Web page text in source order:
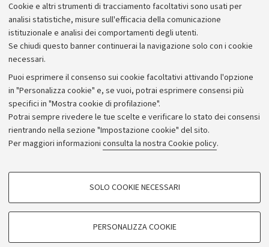
Cookie e altri strumenti di tracciamento facoltativi sono usati per
analisi statistiche, misure sull'efficacia della comunicazione
istituzionale e analisi dei comportamenti degli utenti.
Se chiudi questo banner continuerai la navigazione solo con i cookie
necessari.
Puoi esprimere il consenso sui cookie facoltativi attivando l'opzione
in "Personalizza cookie" e, se vuoi, potrai esprimere consensi più
specifici in "Mostra cookie di profilazione".
Potrai sempre rivedere le tue scelte e verificare lo stato dei consensi
rientrando nella sezione "Impostazione cookie" del sito.
Per maggiori informazioni consulta la nostra Cookie policy.
COOKIE DI PROFILAZIONE - FACOLTATIVI
SOLO COOKIE NECESSARI
PERSONALIZZA COOKIE
Archivio
Comunicati stampa
Redazione
Rassegna stampa
© Copyright 2026 - ALMA MATER STUDIORUM - Università di